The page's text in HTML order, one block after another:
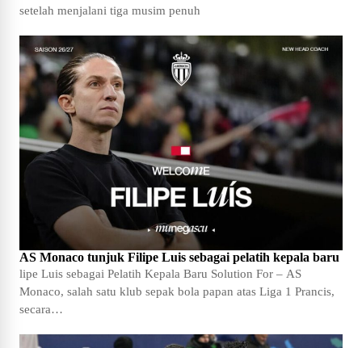
setelah menjalani tiga musim penuh
AS Monaco tunjuk Filipe Luis sebagai pelatih kepala baru
lipe Luis sebagai Pelatih Kepala Baru Solution For – AS
Monaco, salah satu klub sepak bola papan atas Liga 1 Prancis,
secara…